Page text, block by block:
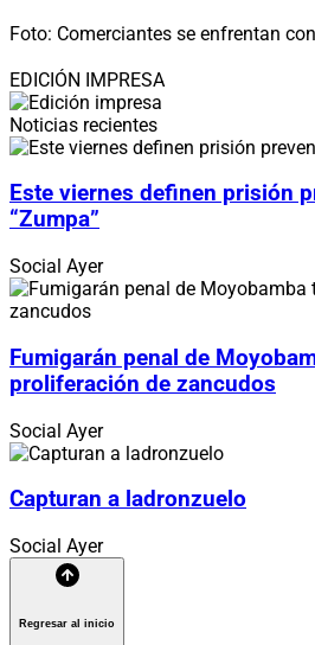
Foto: Comerciantes se enfrentan
EDICIÓN IMPRESA
Noticias recientes
Este viernes definen prisión
“Zumpa”
Social Ayer
Fumigarán penal de
proliferación de zancudos
Social Ayer
Capturan a ladronzuelo
Social Ayer
Regresar al inicio